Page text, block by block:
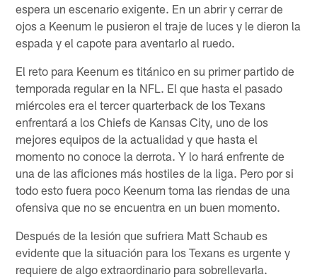
espera un escenario exigente. En un abrir y cerrar de
ojos a Keenum le pusieron el traje de luces y le dieron la
espada y el capote para aventarlo al ruedo.
El reto para Keenum es titánico en su primer partido de
temporada regular en la NFL. El que hasta el pasado
miércoles era el tercer quarterback de los Texans
enfrentará a los Chiefs de Kansas City, uno de los
mejores equipos de la actualidad y que hasta el
momento no conoce la derrota. Y lo hará enfrente de
una de las aficiones más hostiles de la liga. Pero por si
todo esto fuera poco Keenum toma las riendas de una
ofensiva que no se encuentra en un buen momento.
Después de la lesión que sufriera Matt Schaub es
evidente que la situación para los Texans es urgente y
requiere de algo extraordinario para sobrellevarla.